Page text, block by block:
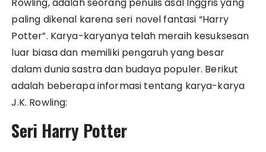
paling dikenal karena seri novel fantasi “Harry
Potter”. Karya-karyanya telah meraih kesuksesan
luar biasa dan memiliki pengaruh yang besar
dalam dunia sastra dan budaya populer. Berikut
adalah beberapa informasi tentang karya-karya
J.K. Rowling:
Seri Harry Potter